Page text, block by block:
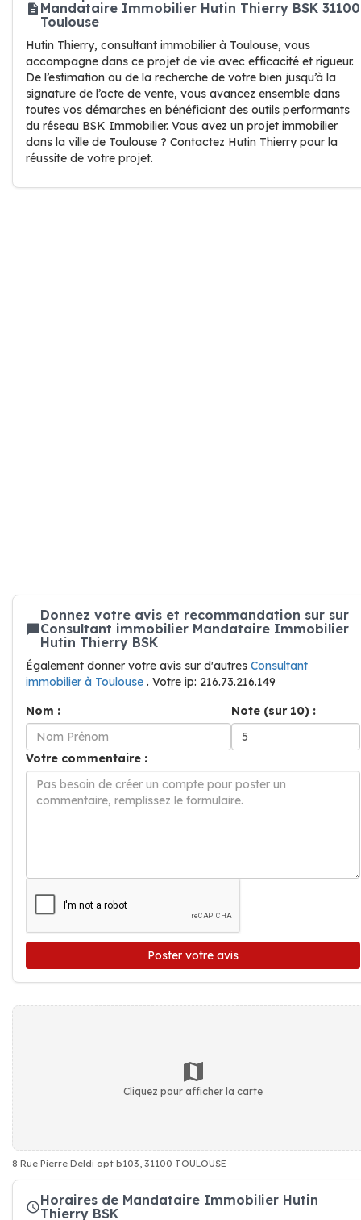
Mandataire Immobilier Hutin Thierry BSK 31100
Toulouse
Hutin Thierry, consultant immobilier à Toulouse, vous
accompagne dans ce projet de vie avec efficacité et rigueur.
De l’estimation ou de la recherche de votre bien jusqu’à la
signature de l’acte de vente, vous avancez ensemble dans
toutes vos démarches en bénéficiant des outils performants
du réseau BSK Immobilier. Vous avez un projet immobilier
dans la ville de Toulouse ? Contactez Hutin Thierry pour la
réussite de votre projet.
Donnez votre avis et recommandation sur sur
Consultant immobilier Mandataire Immobilier
Hutin Thierry BSK
Également donner votre avis sur d'autres Consultant
immobilier à Toulouse . Votre ip: 216.73.216.149
Nom :
Note (sur 10) :
Votre commentaire :
Poster votre avis
Cliquez pour afficher la carte
8 Rue Pierre Deldi apt b103, 31100 TOULOUSE
Horaires de Mandataire Immobilier Hutin
Thierry BSK